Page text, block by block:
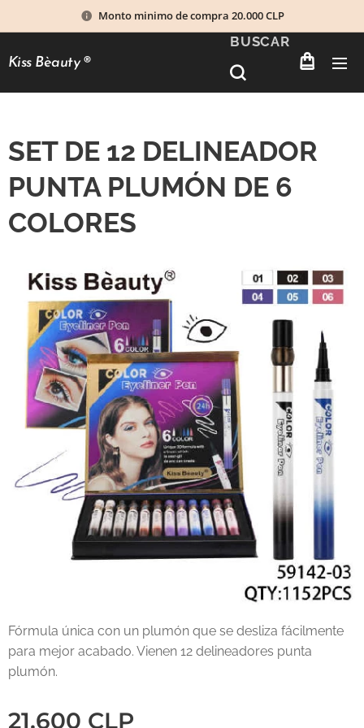
Monto minimo de compra 20.000 CLP
Kiss Bèauty®
BUSCAR
SET DE 12 DELINEADOR
PUNTA PLUMÓN DE 6
COLORES
Fórmula única con un plumón que se desliza fácilmente
para mejor acabado. Vienen 12 delineadores punta
plumón.
21.600 CLP